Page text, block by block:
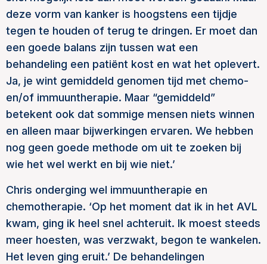
deze vorm van kanker is hoogstens een tijdje
tegen te houden of terug te dringen. Er moet dan
een goede balans zijn tussen wat een
behandeling een patiënt kost en wat het oplevert.
Ja, je wint gemiddeld genomen tijd met chemo-
en/of immuuntherapie. Maar “gemiddeld”
betekent ook dat sommige mensen niets winnen
en alleen maar bijwerkingen ervaren. We hebben
nog geen goede methode om uit te zoeken bij
wie het wel werkt en bij wie niet.’
Chris onderging wel immuuntherapie en
chemotherapie. ‘Op het moment dat ik in het AVL
kwam, ging ik heel snel achteruit. Ik moest steeds
meer hoesten, was verzwakt, begon te wankelen.
Het leven ging eruit.’ De behandelingen